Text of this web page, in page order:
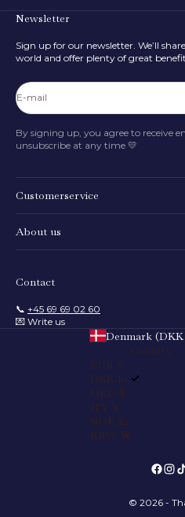
What is the
80cm
Newsletter
Sign up for our newsletter. We’ll
world and offer plenty of great
E-mail
By signing up, you agree to receive
unsubscribe at any time 💛
Customerservice
About us
Contact
📞 +45 69 69 02 60
💌 Write us
Denmark
Country
EUR €
DKK kr.
HKD $
JPY ¥
NOK kr
KRW ₩
© 2026 -